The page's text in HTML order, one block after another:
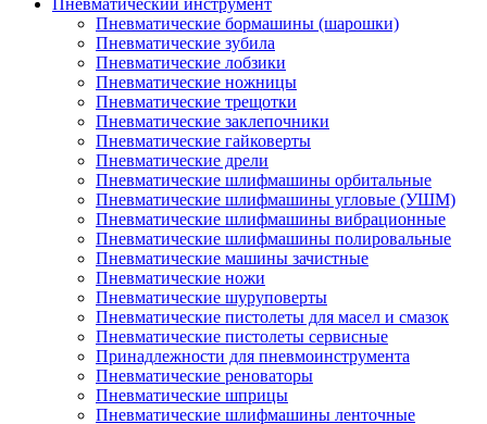
Пневматический инструмент
Пневматические бормашины (шарошки)
Пневматические зубила
Пневматические лобзики
Пневматические ножницы
Пневматические трещотки
Пневматические заклепочники
Пневматические гайковерты
Пневматические дрели
Пневматические шлифмашины орбитальные
Пневматические шлифмашины угловые (УШМ)
Пневматические шлифмашины вибрационные
Пневматические шлифмашины полировальные
Пневматические машины зачистные
Пневматические ножи
Пневматические шуруповерты
Пневматические пистолеты для масел и смазок
Пневматические пистолеты сервисные
Принадлежности для пневмоинструмента
Пневматические реноваторы
Пневматические шприцы
Пневматические шлифмашины ленточные